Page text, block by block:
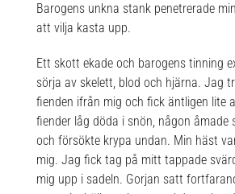
Barogens unkna stank penetrerade
att vilja kasta upp.
Ett skott ekade och barogens tinning
sörja av skelett, blod och hjärna. Jag
fienden ifrån mig och fick äntligen lite
fiender låg döda i snön, någon åmade
och försökte krypa undan. Min häst
mig. Jag fick tag på mitt tappade
mig upp i sadeln. Gorjan satt